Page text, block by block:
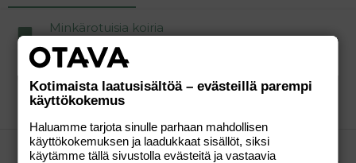
Minkärotuisia koiria
Eli kyselisin minkärotuisia koiria teillä on
lapsiperheissä? Itse olen haaveilleut koirasta pitkään.
simpppa
Viestiketju 12.09.2010 Viestiä: 22
Osio:
Perhe-elämä
mese, meili tai facebook kavereita :)
Kotimaista laatusisältöä – evästeillä parempi
käyttökokemus
Haluamme tarjota sinulle parhaan mahdollisen
käyttökokemuksen ja laadukkaat sisällöt, siksi
käytämme tällä sivustolla evästeitä ja vastaavia